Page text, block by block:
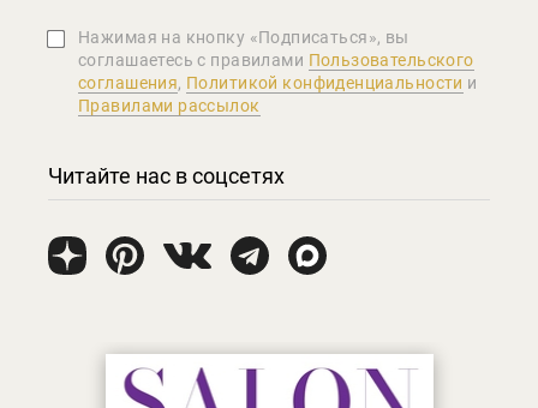
Нажимая на кнопку «Подписаться», вы
соглашаетеcь с правилами Пользовательского
соглашения, Политикой конфиденциальности и
Правилами рассылок
Читайте нас в соцсетях